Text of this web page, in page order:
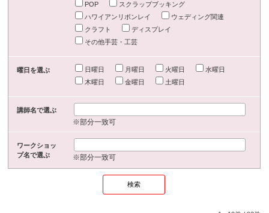
POP
スクラップブッキング
ハワイアンリボンレイ
ウェディング関連
クラフト
ディスプレイ
その他手芸・工芸
曜日を選ぶ 日曜日 月曜日 火曜日
水曜日
木曜日
金曜日 土曜日
講師名で選ぶ
※部分一致可
ワークショッ
プ名で選ぶ
※部分一致可